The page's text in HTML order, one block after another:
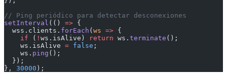
// Ping periódico para detectar desconexiones
setInterval (() => {
  wss.clients.
forEach ( ws => {
    if
( ! ws.isAlive) return ws. terminate ();
    ws.isAlive
= false ;
    ws.
ping ();
  });
}, 30000 );